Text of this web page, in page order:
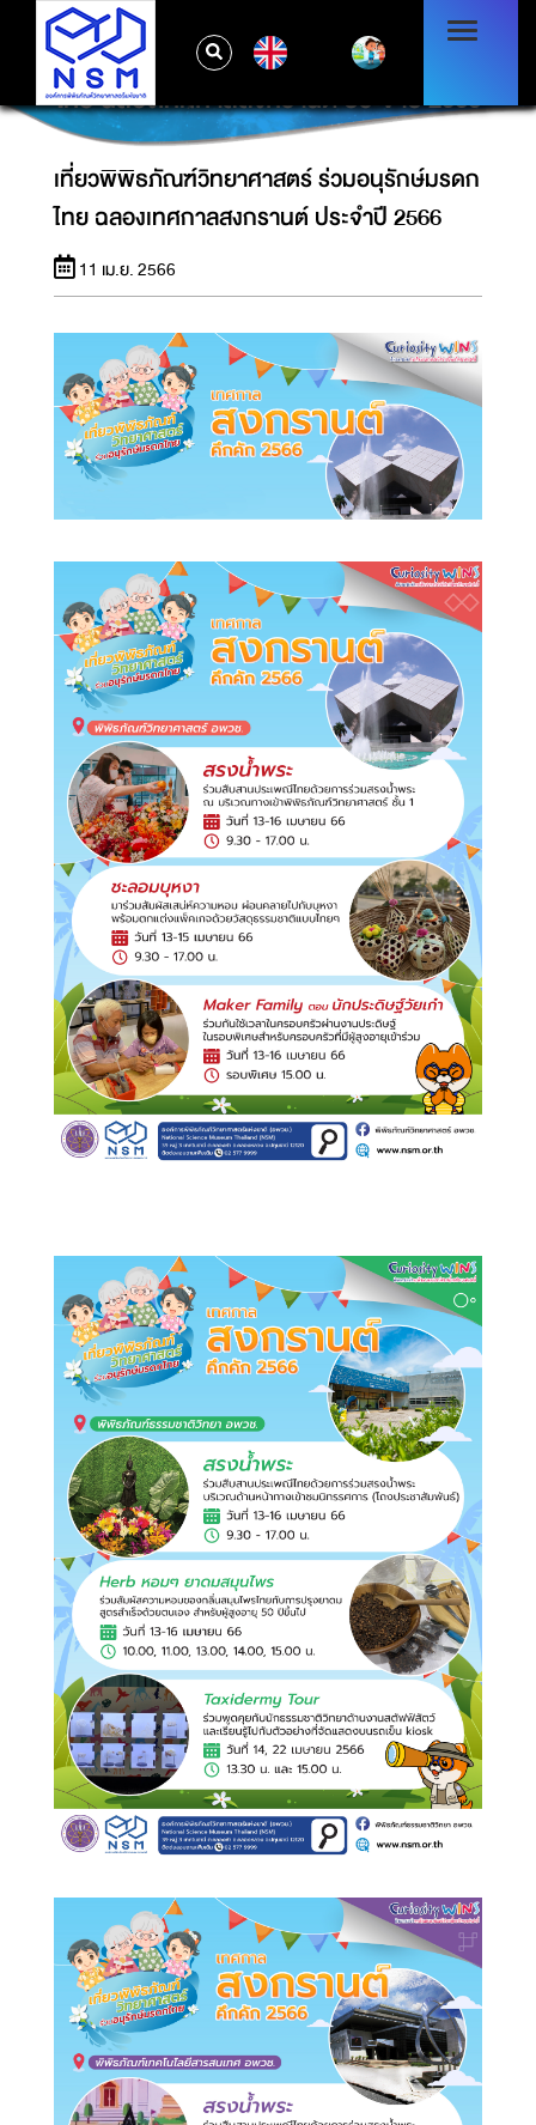
เที่ยวพิพิธภัณฑ์วิทยาศาสตร์ ร่วมอนุรักษ์มรดก
ไทย ฉลองเทศกาลสงกรานต์ ประจำปี 2566
เที่ยวพิพิธภัณฑ์วิทยาศาสตร์ ร่วมอนุรักษ์มรดก
ไทย ฉลองเทศกาลสงกรานต์ ประจำปี 2566
11 เม.ย. 2566